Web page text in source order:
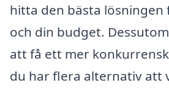
hitta den bästa lösningen
och din budget.
att få ett mer
du har flera alternativ att